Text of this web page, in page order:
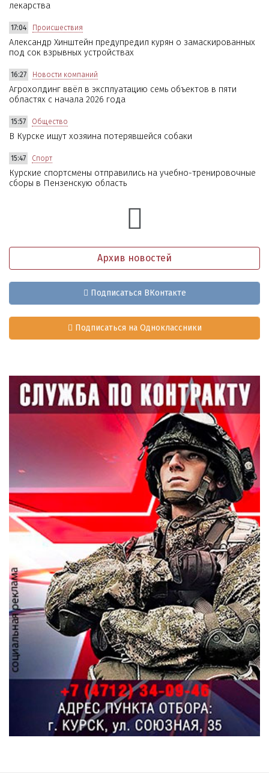
лекарства
17:04 Происшествия
Александр Хинштейн предупредил курян о замаскированных
под сок взрывных устройствах
16:27 Новости компаний
Агрохолдинг ввёл в эксплуатацию семь объектов в пяти
областях с начала 2026 года
15:57 Общество
В Курске ищут хозяина потерявшейся собаки
15:47 Спорт
Курские спортсмены отправились на учебно-тренировочные
сборы в Пензенскую область
Архив новостей
Подписаться ВКонтакте
Подписаться на Одноклассники